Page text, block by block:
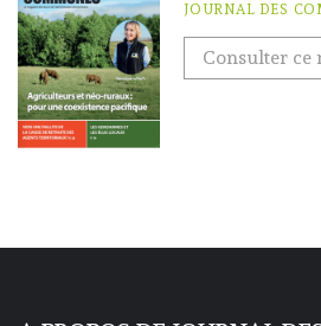
JOURNAL DES
Consulter ce